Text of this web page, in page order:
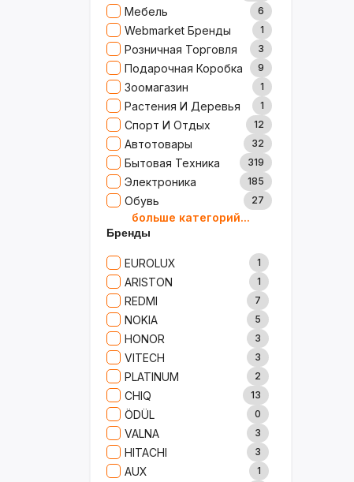
Мебель 6
Webmarket Бренды 1
Розничная Торговля 3
Подарочная Коробка 9
Зоомагазин 1
Растения И Деревья 1
Спорт И Отдых 12
Автотовары 32
Бытовая Техника 319
Электроника 185
Обувь 27
Товары Для Дома
Ювелирные Изделия
Сад И Дача 52
Аксессуары 61
Игрушки 15
Одежда 5
Сумки И Рюкзаки 27
Ремонт 13
Продукты 35
Детские Товары 72
Бытовая Химия 91
Хобби 40
больше категорий...
Бренды
EUROLUX 1
ARISTON 1
REDMI 7
NOKIA 5
HONOR 3
VITECH 3
PLATINUM 2
CHIQ 13
ÖDÜL 0
VALNA 3
HITACHI 3
AUX 1